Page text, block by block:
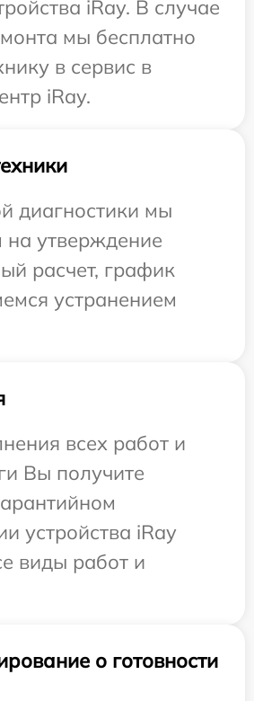
iRay. В случае
мы бесплатно
в сервис в
iRay.
диагностики мы
на утверждение
расчет, график
устранением
всех работ и
Вы получите
устройства iRay
виды работ и
о готовности